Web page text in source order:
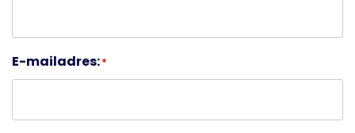
E-mailadres:*